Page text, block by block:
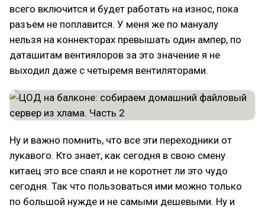
всего включится и будет работать на износ, пока
разъем не поплавится. У меня же по мануалу
нельзя на коннекторах превышать один ампер, по
даташитам вентиялоров за это значение я не
выходил даже с четыремя вентиляторами.
Ну и важно помнить, что все эти переходники от
лукавого. Кто знает, как сегодня в свою смену
китаец это все спаял и не коротнет ли это чудо
сегодня. Так что пользоваться ими можно только
по большой нужде и не самыми дешевыми. Ну и